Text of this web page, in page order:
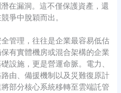
在漏洞。這不僅保護資產，還
爭中脫穎而出。
管理，往往是企業最容易低估
有實體機房或混合架構的企業
設施，更是營運命脈。電力、
由、備援機制以及災難復原計
部分核心系統移轉至雲端託管